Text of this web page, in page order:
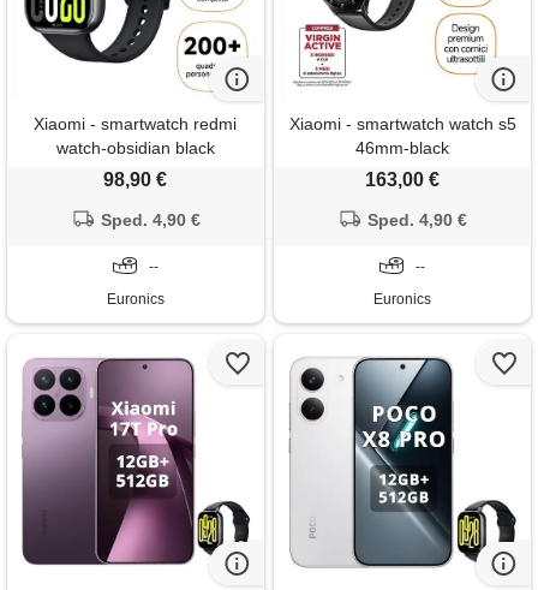
Xiaomi - smartwatch redmi
watch-obsidian black
98,90 €
Sped. 4,90 €
--
Euronics
Xiaomi - smartwatch watch s5
46mm-black
163,00 €
Sped. 4,90 €
--
Euronics